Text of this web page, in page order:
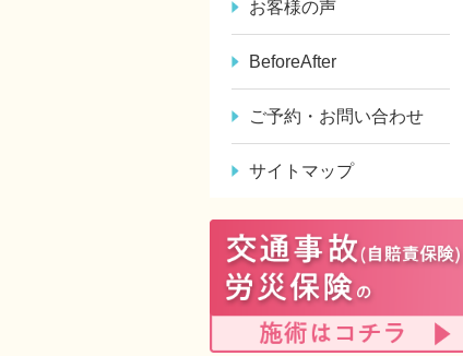
お客様の声
BeforeAfter
ご予約・お問い合わせ
サイトマップ